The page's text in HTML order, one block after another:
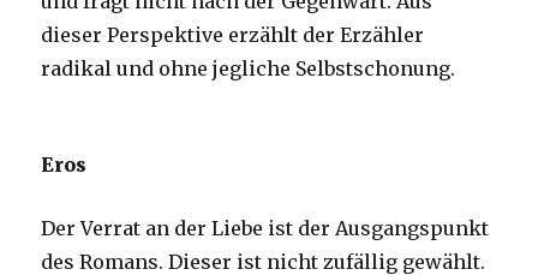
dieser Perspektive erzählt der Erzähler
radikal und ohne jegliche Selbstschonung.
Eros
Der Verrat an der Liebe ist der Ausgangspunkt
des Romans. Dieser ist nicht zufällig gewählt.